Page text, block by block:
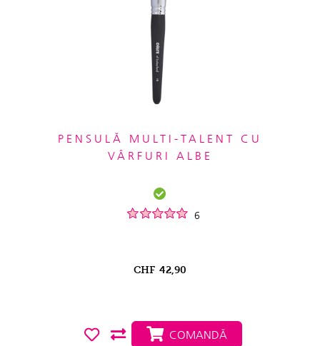
PENSULĂ MULTI-TALENT CU
VÂRFURI ALBE
6
CHF 42,90
COMANDĂ